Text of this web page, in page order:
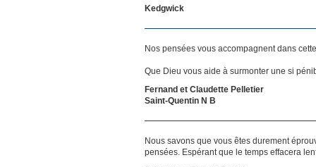
Kedgwick
Nos pensées vous accompagnent dans
Que Dieu vous aide à surmonter une si
Fernand et Claudette Pelletier
Saint-Quentin N B
Nous savons que vous êtes durement
pensées. Espérant que le temps effacera